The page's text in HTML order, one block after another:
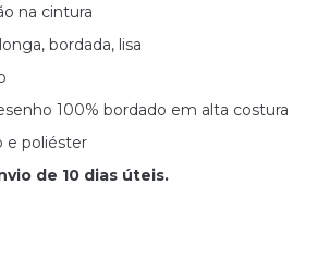
na cintura
bordada, lisa
100% bordado em alta costura
e poliéster
de 10 dias úteis.